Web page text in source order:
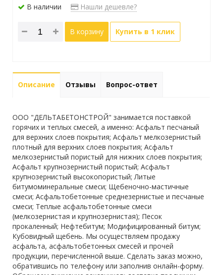
В наличии Нашли дешевле?
В корзину Купить в 1 клик
Описание Отзывы Вопрос-ответ
ООО "ДЕЛЬТАБЕТОНСТРОЙ" занимается поставкой
горячих и теплых смесей, а именно: Асфальт песчаный
для верхних слоев покрытия; Асфальт мелкозернистый
плотный для верхних слоев покрытия; Асфальт
мелкозернистый пористый для нижних слоев покрытия;
Асфальт крупнозернистый пористый; Асфальт
крупнозернистый высокопористый; Литые
битумоминеральные смеси; Щебеночно-мастичные
смеси; Асфальтобетонные среднезернистые и песчаные
смеси; Теплые асфальтобетонные смеси
(мелкозернистая и крупнозернистая); Песок
прокаленный; Нефтебитум; Модифицированный битум;
Кубовидный щебень. Мы осуществляем продажу
асфальта, асфальтобетонных смесей и прочей
продукции, перечисленной выше. Сделать заказ можно,
обратившись по телефону или заполнив онлайн-форму.